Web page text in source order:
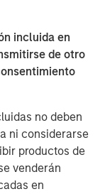
incluida en
de otro
no deben
ni considerarse
productos de
venderán
en
for
with high
year.
the
factor over